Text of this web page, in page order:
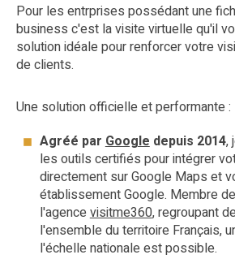
​Pour les entrprises possédant une
business c'est la visite virtuelle qu'il
solution idéale pour renforcer votre
de clients.
Une solution officielle et performante :
Agréé par Google depuis 2014,
les outils certifiés pour intégrer
directement sur Google Maps et
établissement Google. Membre de
l'agencevisitme360, regroupant
l'ensemble du territoire Français,
l'échelle nationale est possible.